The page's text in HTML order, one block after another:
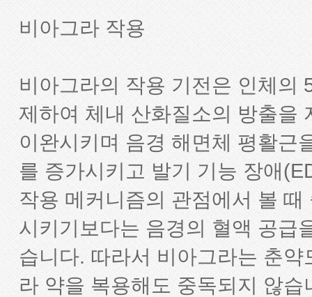
비아그라 작용
비아그라의 작용 기전은 인체의
제하여 체내 산화질소의 방출을
이완시키며 음경 해면체 평활근
를 증가시키고 발기 기능 장애
작용 메커니즘의 관점에서 볼
시키기보다는 음경의 혈액 공급
습니다. 따라서 비아그라는 춘
라 약을 복용해도 중독되지 않습